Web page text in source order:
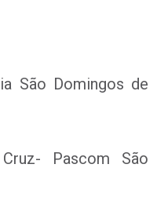
São Domingos de
Pascom São